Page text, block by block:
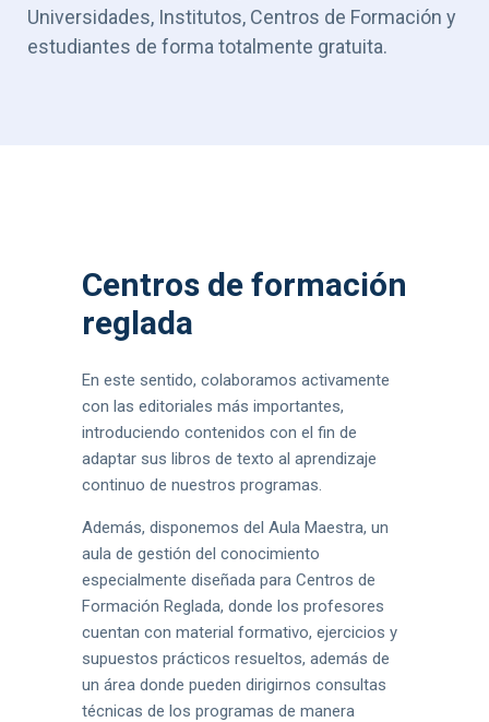
Universidades, Institutos, Centros de Formación y
estudiantes de forma totalmente gratuita.
Centros de formación
reglada
En este sentido, colaboramos activamente
con las editoriales más importantes,
introduciendo contenidos con el fin de
adaptar sus libros de texto al aprendizaje
continuo de nuestros programas.
Además, disponemos del Aula Maestra, un
aula de gestión del conocimiento
especialmente diseñada para Centros de
Formación Reglada, donde los profesores
cuentan con material formativo, ejercicios y
supuestos prácticos resueltos, además de
un área donde pueden dirigirnos consultas
técnicas de los programas de manera